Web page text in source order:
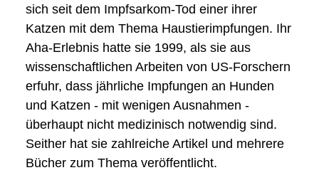
sich seit dem Impfsarkom-Tod einer ihrer
Katzen mit dem Thema Haustierimpfungen. Ihr
Aha-Erlebnis hatte sie 1999, als sie aus
wissenschaftlichen Arbeiten von US-Forschern
erfuhr, dass jährliche Impfungen an Hunden
und Katzen - mit wenigen Ausnahmen -
überhaupt nicht medizinisch notwendig sind.
Seither hat sie zahlreiche Artikel und mehrere
Bücher zum Thema veröffentlicht.